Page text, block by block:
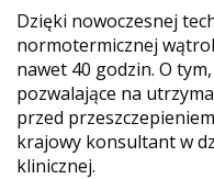
Dzięki nowoczesnej
normotermicznej
nawet 40 godzin. O
pozwalające na
przed
krajowy konsultant w
klinicznej.